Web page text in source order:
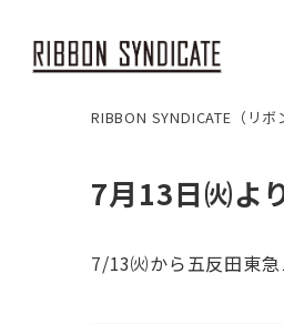
RIBBON SYNDICATE（リ
7月13日㈫よ
7/13㈫から五反田東